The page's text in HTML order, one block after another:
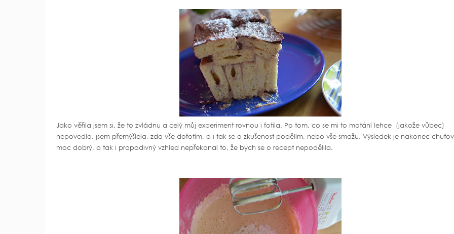
Jako věřila jsem si, že to zvládnu a celý můj experiment rovnou i fotila. Po tom, co se mi to motání lehce (jakože vůbec)
nepovedlo, jsem přemýšlela, zda vše dofotím, a i tak se o zkušenost podělím, nebo vše smažu. Výsledek je nakonec
moc dobrý, a tak i prapodivný vzhled nepřekonal to, že bych se o recept nepodělila.